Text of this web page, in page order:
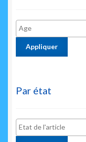
Appliquer
Par état